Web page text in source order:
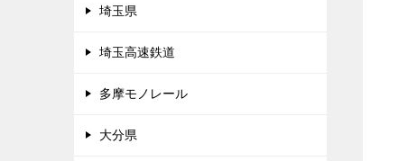
埼玉県
埼玉高速鉄道
多摩モノレール
大分県